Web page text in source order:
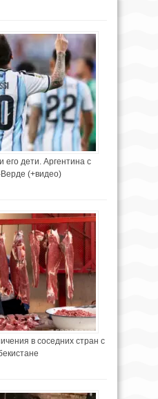
дети. Аргентина с
(+видео)
в соседних стран с